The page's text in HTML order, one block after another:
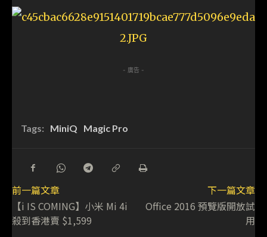
- 廣告 -
Tags: MiniQ Magic Pro
前一篇文章
【i IS COMING】小米 Mi 4i
殺到香港賣 $1,599
下一篇文章
Office 2016 預覽版開放試
用